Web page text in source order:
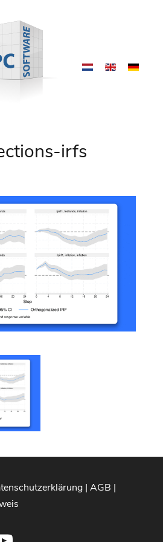
irfs
|AGB |